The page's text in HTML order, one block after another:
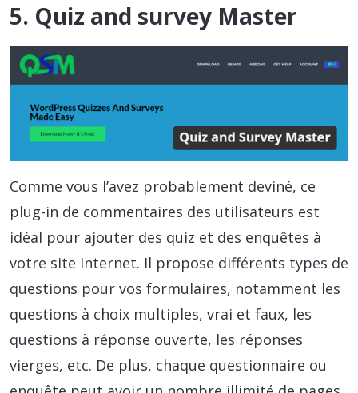
5. Quiz and survey Master
Comme vous l’avez probablement deviné, ce
plug-in de commentaires des utilisateurs est
idéal pour ajouter des quiz et des enquêtes à
votre site Internet. Il propose différents types de
questions pour vos formulaires, notamment les
questions à choix multiples, vrai et faux, les
questions à réponse ouverte, les réponses
vierges, etc. De plus, chaque questionnaire ou